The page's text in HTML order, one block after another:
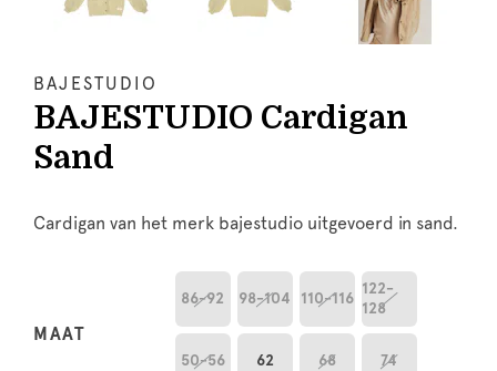
BAJESTUDIO
BAJESTUDIO Cardigan
Sand
Cardigan van het merk bajestudio uitgevoerd in sand.
MAAT
86-92 98-104 110-116
122-
128
50-56 62 68 74